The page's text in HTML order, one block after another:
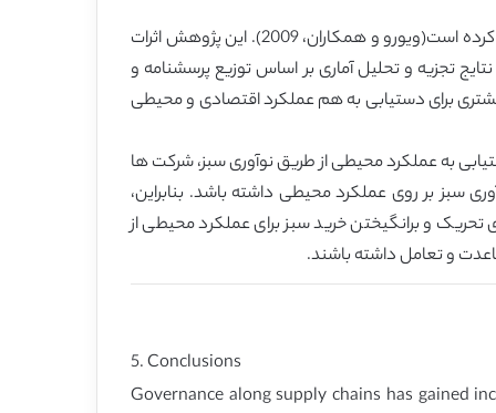
حاکمیت به همراه زنجیره های تامین توجه های بسیاری را در ارتقای شیوه های مدیریت محیطی در میان شرکت ها به خود معطوف کرده است(ویورو و همکاران، 2009). این پژوهش اثرات
تجزیه و تحلیل آماری بر اساس توزیع پرسشنامه و
برای دستیابی به هم عملکرد اقتصادی و محیطی
به عملکرد محیطی از طریق نوآوری سبز، شرکت ها
سبز بر روی عملکرد محیطی داشته باشد. بنابراین،
تحریک و برانگیختن خرید سبز برای عملکرد محیطی از
و تعامل داشته باشند.
5. Conclusions
Governance along supply chains has gained